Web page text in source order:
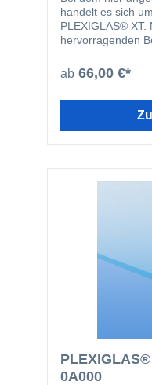
handelt es sich
PLEXIGLAS® XT.
hervorragenden
bearbeitbar und
Eigenschaften
ab 66,00 €*
0A000